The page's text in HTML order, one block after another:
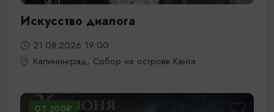
Искусство диалога
21.08.2026 19:00
Калининград, Собор на острове Канта
ОТ 200₽